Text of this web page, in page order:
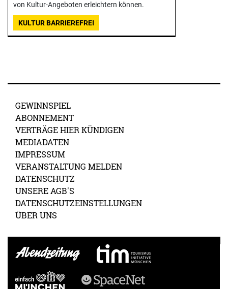
von Kultur-Angeboten erleichtern können.
KULTUR BARRIEREFREI
GEWINNSPIEL
ABONNEMENT
VERTRÄGE HIER KÜNDIGEN
MEDIADATEN
IMPRESSUM
VERANSTALTUNG MELDEN
DATENSCHUTZ
UNSERE AGB'S
DATENSCHUTZEINSTELLUNGEN
ÜBER UNS